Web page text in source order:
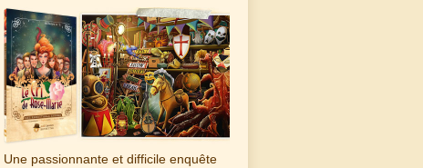
Une passionnante et difficile enquête